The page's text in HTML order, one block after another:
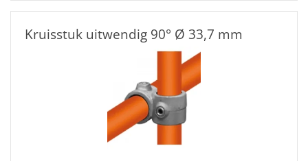
Kruisstuk uitwendig 90° Ø 33,7 mm